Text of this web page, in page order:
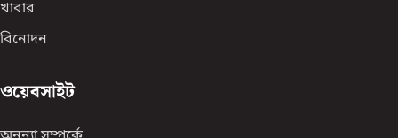
খাবার
বিনোদন
ওয়েবসাইট